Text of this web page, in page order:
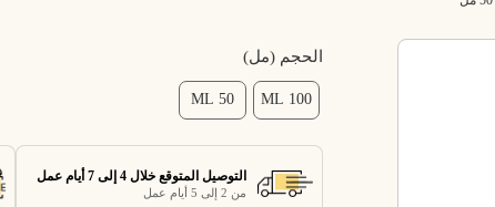
الحجم (مل)
100 ML
50 ML
التوصيل المتوقع خلال 4 إلى 7 أيام عمل
من 2 إلى 5 أيام عمل